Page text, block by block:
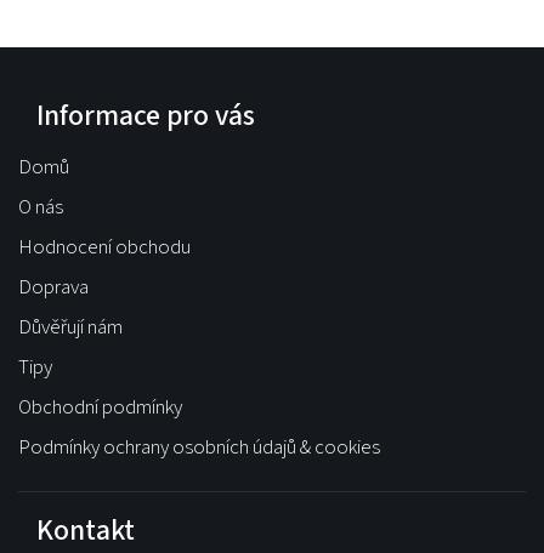
Informace pro vás
Domů
O nás
Hodnocení obchodu
Doprava
Důvěřují nám
Tipy
Obchodní podmínky
Podmínky ochrany osobních údajů & cookies
Kontakt